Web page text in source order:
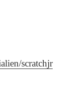
scratchjr